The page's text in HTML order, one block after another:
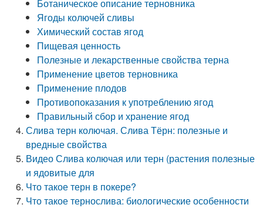
Ботаническое описание терновника
Ягоды колючей сливы
Химический состав ягод
Пищевая ценность
Полезные и лекарственные свойства терна
Применение цветов терновника
Применение плодов
Противопоказания к употреблению ягод
Правильный сбор и хранение ягод
Слива терн колючая. Слива Тёрн: полезные и
вредные свойства
Видео Слива колючая или терн (растения полезные
и ядовитые для
Что такое терн в покере?
Что такое тернослива: биологические особенности